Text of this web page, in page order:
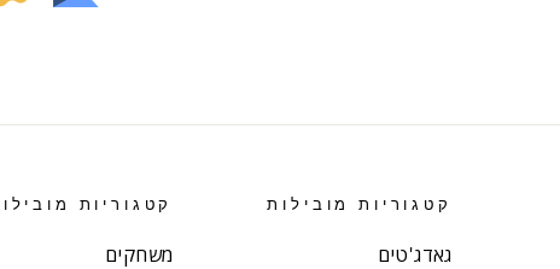
קטגוריות מובילות
גאדג'טים
קטגוריות
משחקים